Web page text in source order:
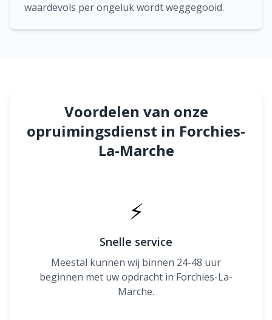
waardevols per ongeluk wordt weggegooid.
Voordelen van onze
opruimingsdienst in Forchies-
La-Marche
⚡
Snelle service
Meestal kunnen wij binnen 24-48 uur
beginnen met uw opdracht in Forchies-La-
Marche.